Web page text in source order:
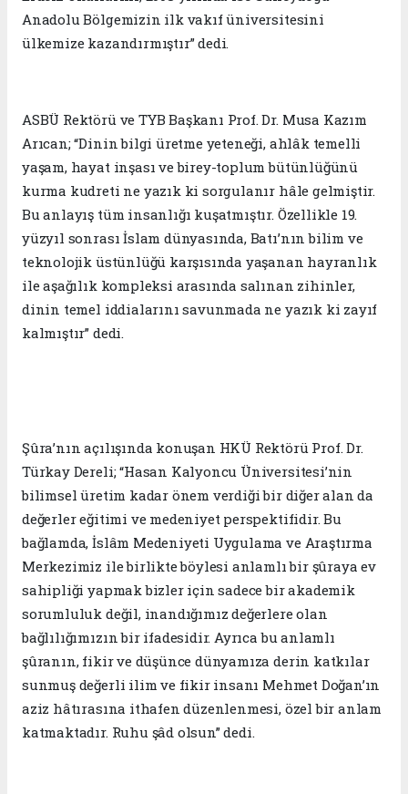
Anadolu Bölgemizin ilk vakıf üniversitesini
ülkemize kazandırmıştır” dedi.
ASBÜ Rektörü ve TYB Başkanı Prof. Dr. Musa Kazım
Arıcan; “Dinin bilgi üretme yeteneği, ahlâk temelli
yaşam, hayat inşası ve birey-toplum bütünlüğünü
kurma kudreti ne yazık ki sorgulanır hâle gelmiştir.
Bu anlayış tüm insanlığı kuşatmıştır. Özellikle 19.
yüzyıl sonrası İslam dünyasında, Batı’nın bilim ve
teknolojik üstünlüğü karşısında yaşanan hayranlık
ile aşağılık kompleksi arasında salınan zihinler,
dinin temel iddialarını savunmada ne yazık ki zayıf
kalmıştır” dedi.
Şûra’nın açılışında konuşan HKÜ Rektörü Prof. Dr.
Türkay Dereli; “Hasan Kalyoncu Üniversitesi’nin
bilimsel üretim kadar önem verdiği bir diğer alan da
değerler eğitimi ve medeniyet perspektifidir. Bu
bağlamda, İslâm Medeniyeti Uygulama ve Araştırma
Merkezimiz ile birlikte böylesi anlamlı bir şûraya ev
sahipliği yapmak bizler için sadece bir akademik
sorumluluk değil, inandığımız değerlere olan
bağlılığımızın bir ifadesidir. Ayrıca bu anlamlı
şûranın, fikir ve düşünce dünyamıza derin katkılar
sunmuş değerli ilim ve fikir insanı Mehmet Doğan’ın
aziz hâtırasına ithafen düzenlenmesi, özel bir anlam
katmaktadır. Ruhu şâd olsun” dedi.